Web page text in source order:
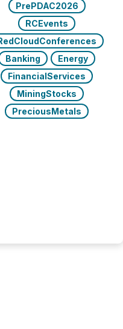
PrePDAC2026
RCEvents
Banking
Energy
FinancialServices
MiningStocks
PreciousMetals